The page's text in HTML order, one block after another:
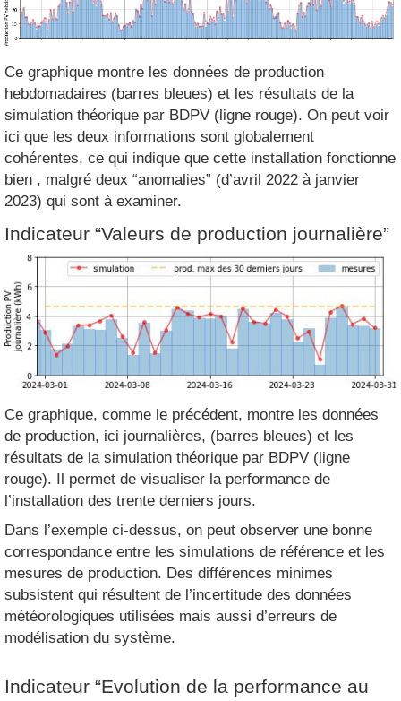
Ce graphique montre les données de production
hebdomadaires (barres bleues) et les résultats de la
simulation théorique par BDPV (ligne rouge). On peut voir
ici que les deux informations sont globalement
cohérentes, ce qui indique que cette installation fonctionne
bien , malgré deux “anomalies” (d’avril 2022 à janvier
2023) qui sont à examiner.
Indicateur “Valeurs de production journalière”
Ce graphique, comme le précédent, montre les données
de production, ici journalières, (barres bleues) et les
résultats de la simulation théorique par BDPV (ligne
rouge). Il permet de visualiser la performance de
l’installation des trente derniers jours.
Dans l’exemple ci-dessus, on peut observer une bonne
correspondance entre les simulations de référence et les
mesures de production. Des différences minimes
subsistent qui résultent de l’incertitude des données
météorologiques utilisées mais aussi d’erreurs de
modélisation du système.
Indicateur “Evolution de la performance au